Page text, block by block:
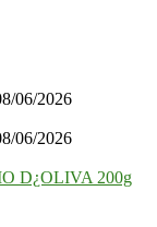
06/2026
06/2026
D¿OLIVA 200g